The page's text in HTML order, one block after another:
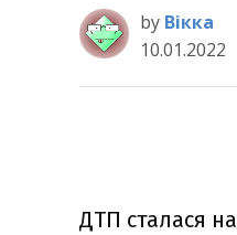
by Вікка
10.01.2022
ДТП сталася